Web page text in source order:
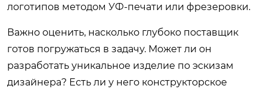
логотипов методом УФ-печати или фрезеровки.
Важно оценить, насколько глубоко поставщик
готов погружаться в задачу. Может ли он
разработать уникальное изделие по эскизам
дизайнера? Есть ли у него конструкторское